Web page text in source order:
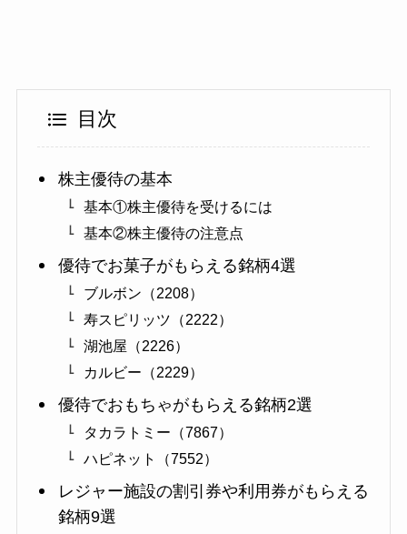
目次
株主優待の基本
基本①株主優待を受けるには
基本②株主優待の注意点
優待でお菓子がもらえる銘柄4選
ブルボン（2208）
寿スピリッツ（2222）
湖池屋（2226）
カルビー（2229）
優待でおもちゃがもらえる銘柄2選
タカラトミー（7867）
ハピネット（7552）
レジャー施設の割引券や利用券がもらえる
銘柄9選